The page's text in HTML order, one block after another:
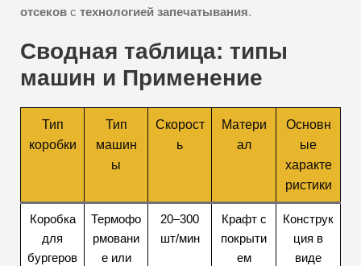
отсеков с технологией запечатывания.
Сводная таблица: типы
машин и Применение
Тип
коробки
Тип
машин
ы
Скорост
ь
Матери
ал
Основн
ые
характе
ристики
Коробка
для
бургеров
Термофо
рмовани
е или
20–300
шт/мин
Крафт с
покрыти
ем
Конструк
ция в
виде